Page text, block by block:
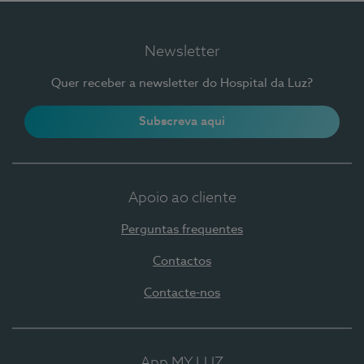
Newsletter
Quer receber a newsletter do Hospital da Luz?
Subscreva aqui
Apoio ao cliente
Perguntas frequentes
Contactos
Contacte-nos